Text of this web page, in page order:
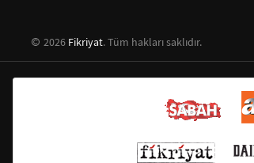
2026 Fikriyat. Tüm hakları saklıdır.